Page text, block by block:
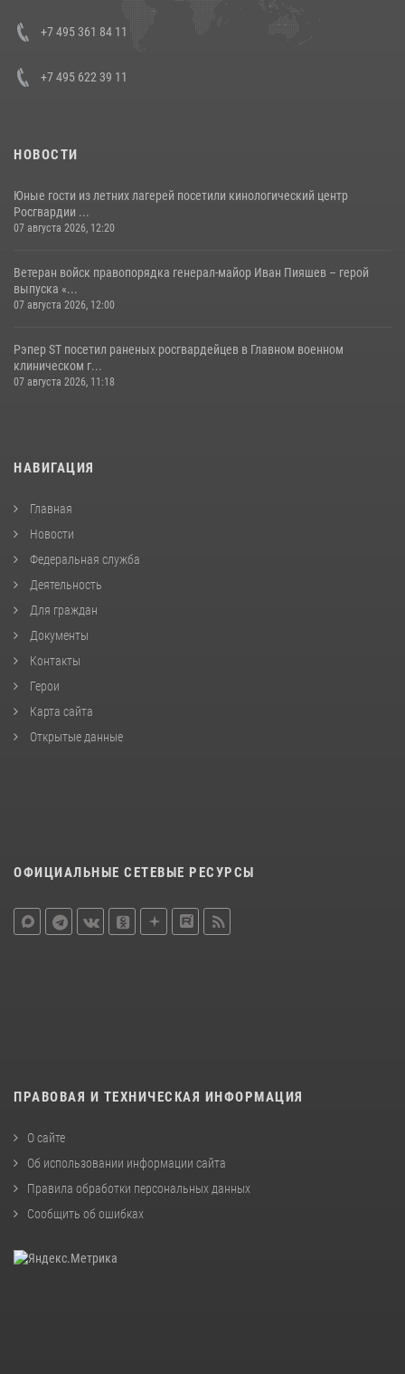
+7 495 361 84 11
+7 495 622 39 11
НОВОСТИ
Юные гости из летних лагерей посетили кинологический центр
Росгвардии ...
07 августа 2026, 12:20
Ветеран войск правопорядка генерал-майор Иван Пияшев – герой
выпуска «...
07 августа 2026, 12:00
Рэпер ST посетил раненых росгвардейцев в Главном военном
клиническом г...
07 августа 2026, 11:18
НАВИГАЦИЯ
Главная
Новости
Федеральная служба
Деятельность
Для граждан
Документы
Контакты
Герои
Карта сайта
Открытые данные
ОФИЦИАЛЬНЫЕ СЕТЕВЫЕ РЕСУРСЫ
ПРАВОВАЯ И ТЕХНИЧЕСКАЯ ИНФОРМАЦИЯ
О сайте
Об использовании информации сайта
Правила обработки персональных данных
Сообщить об ошибках